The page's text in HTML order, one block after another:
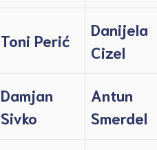
Toni Perić
Danijela
Cizel
Damjan
Sivko
Antun
Smerdel